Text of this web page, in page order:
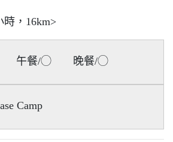
時，16km>
午餐/◯ 晚餐/◯
Camp